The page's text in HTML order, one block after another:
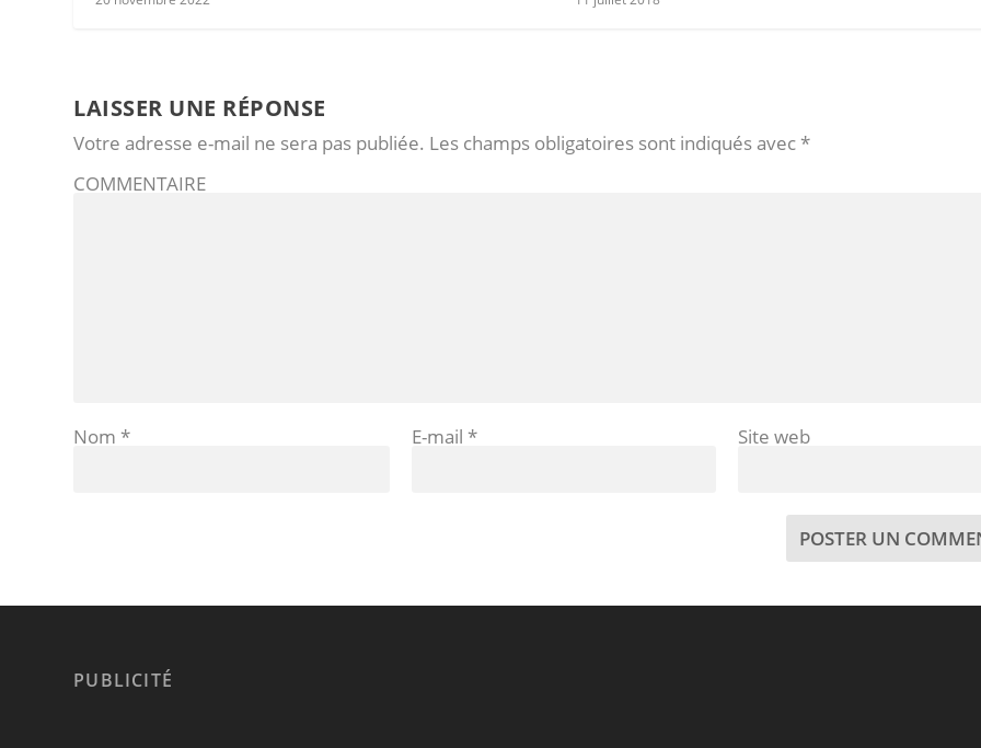
LAISSER UNE RÉPONSE
Votre adresse e-mail ne sera pas publiée. Les champs obligatoires sont indiqués avec*
COMMENTAIRE
Nom* E-mail * Site web
PUBLICITÉ